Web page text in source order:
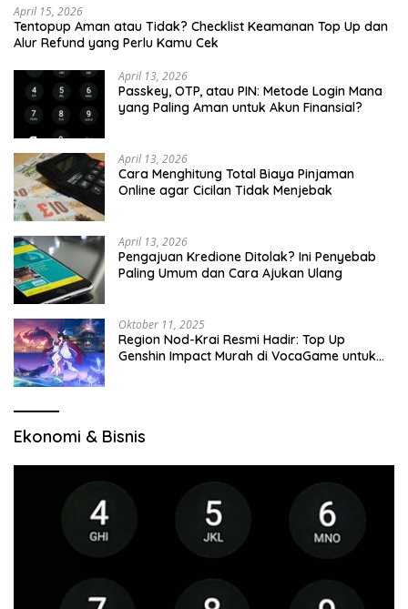
April 15, 2026
Tentopup Aman atau Tidak? Checklist Keamanan Top Up dan
Alur Refund yang Perlu Kamu Cek
April 13, 2026
Passkey, OTP, atau PIN: Metode Login Mana
yang Paling Aman untuk Akun Finansial?
April 13, 2026
Cara Menghitung Total Biaya Pinjaman
Online agar Cicilan Tidak Menjebak
April 13, 2026
Pengajuan Kredione Ditolak? Ini Penyebab
Paling Umum dan Cara Ajukan Ulang
Oktober 11, 2025
Region Nod-Krai Resmi Hadir: Top Up
Genshin Impact Murah di VocaGame untuk
Ekonomi & Bisnis